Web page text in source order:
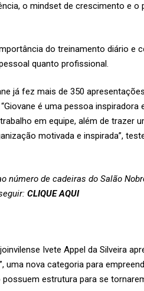
o mindset de crescimento e o
do treinamento diário e
quanto profissional.
já fez mais de 350
é uma pessoa inspiradora
em equipe, além de trazer
motivada e inspirada”,
de cadeiras do Salão
CLIQUE AQUI
Ivete Appel da Silveira
uma nova categoria para
estrutura para se